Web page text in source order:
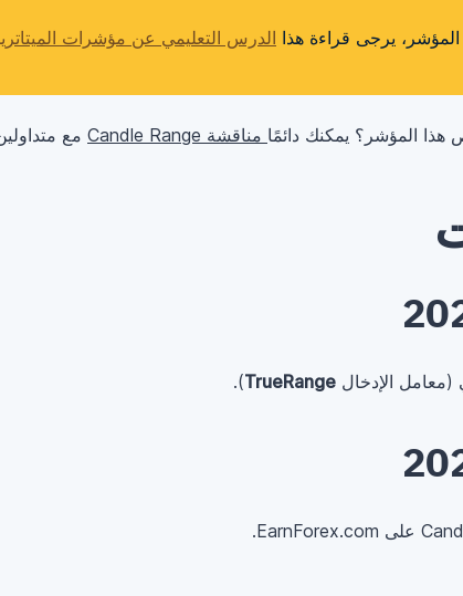
يرجى قراءة هذا الدرس التعليمي عن مؤشرات
المؤشر؟ يمكنك دائمًا مناقشة Candle Range
الإدخال TrueRange
).